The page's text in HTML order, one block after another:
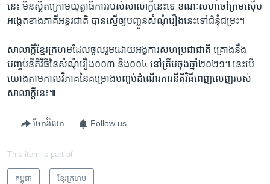
នេះ មិន​ស្ថិត​ក្រោម​យុត្តាធិការ​របស់​សាលាក្តី​នេះ​ទេ ខណៈ​សហ​ចៅក្រម​ស៊ើប​
អង្កេត​ខាង​ភាគី​អន្តរជាតិ បាន​ស្នើ​ឲ្យ​បញ្ជូន​សំណុំ​រឿង​នេះ​ទៅ​ជំនុំជម្រះ។
សាលាក្តី​ខ្មែរក្រហម​ដែល​ចូលរួម​ដោយ​អង្គការ​សហប្រជាជាតិ គ្រោង​នឹង​
បញ្ចប់​នីតិវិធី​នៃ​សំណុំ​រឿង​០០៣ ​និង​០០៤​ នៅ​ត្រឹម​ចុង​ឆ្នាំ​២០២១។ នេះ​បើ​
យោង​តាម​កាលវិភាគ​នៃ​គម្រោង​បញ្ចប់​ដំណើរការ​នីតិវិធី​ពេញលេញ​របស់​
សាលាក្តី​នេះ៕
ចែករំលែក Follow us
This item is part of
កម្ពុជា ខ្មែរ​ក្រហម